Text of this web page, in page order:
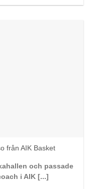
från AIK Basket
och passade
i AIK [...]